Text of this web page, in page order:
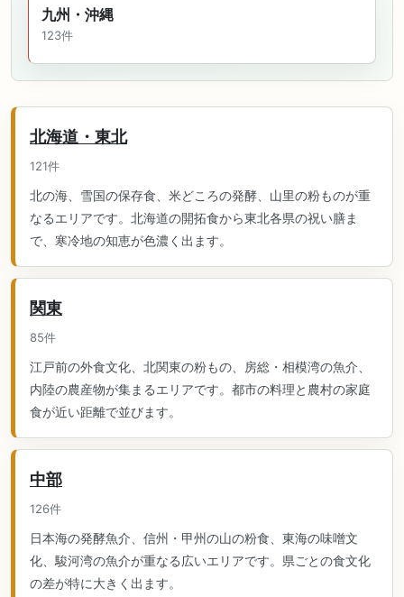
九州・沖縄
123件
北海道・東北
121件
北の海、雪国の保存食、米どころの発酵、山里の粉ものが重
なるエリアです。北海道の開拓食から東北各県の祝い膳ま
で、寒冷地の知恵が色濃く出ます。
関東
85件
江戸前の外食文化、北関東の粉もの、房総・相模湾の魚介、
内陸の農産物が集まるエリアです。都市の料理と農村の家庭
食が近い距離で並びます。
中部
126件
日本海の発酵魚介、信州・甲州の山の粉食、東海の味噌文
化、駿河湾の魚介が重なる広いエリアです。県ごとの食文化
の差が特に大きく出ます。